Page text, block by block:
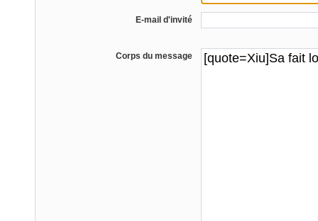
E-mail d'invité
Corps du message